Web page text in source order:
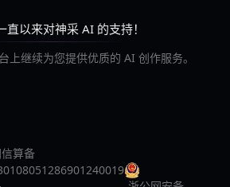
直以来对神采 AI 的支持！
上继续为您提供优质的 AI 创作服务。
算备